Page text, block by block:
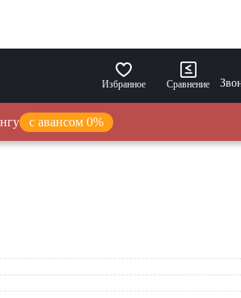
Избранное Сравнение
с авансом 0%